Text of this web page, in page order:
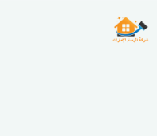
إلى
المحتوى